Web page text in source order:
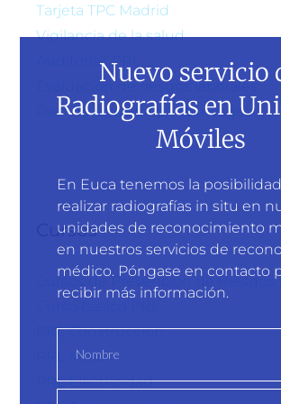
Tarjeta TPC Madrid
Vigilancia de la salud
Auditorías PRL
Evaluación de riesgos laborales
Plan de prevención de riesgos
Cursos
Cursos de Prevención de Riesgos
PRL Construcción
PRL Metal
PRL Electricidad
Nuevo servicio
Radiografías en
Móviles
En Euca tenemos la
realizar radiografías in situ en
unidades de reconocimiento
en nuestros servicios de
médico. Póngase en contacto
recibir más información.